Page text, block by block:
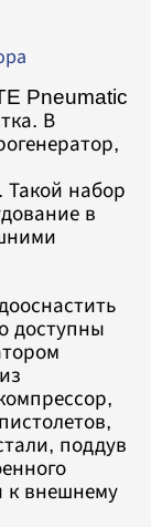
Pneumatic
В
Такой набор
в
доступны
поддув
к внешнему